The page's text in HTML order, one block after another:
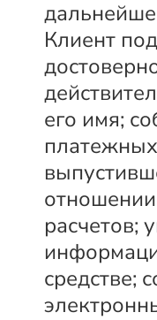
Клиент
его имя;
расчетов;
средстве;